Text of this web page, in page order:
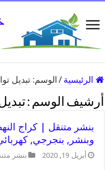
الرئيسية / الوسم:تبديل
أرشيف الوسم :
وبنشر, بنجرجي,
أبريل 19, 2020 بنشر